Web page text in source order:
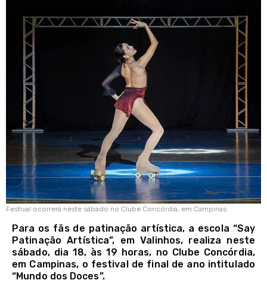
Festival ocorrerá neste sábado no Clube Concórdia, em Campinas
Para os fãs de patinação artística, a escola “Say
Patinação Artística”, em Valinhos, realiza neste
sábado, dia 18, às 19 horas, no Clube Concórdia,
em Campinas, o festival de final de ano intitulado
“Mundo dos Doces”.